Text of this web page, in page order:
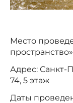
Место
Адрес: Санкт-
74, 5 этаж
Даты